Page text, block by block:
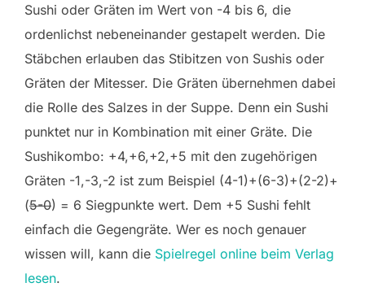
Sushi oder Gräten im Wert von -4 bis 6, die
ordenlichst nebeneinander gestapelt werden. Die
Stäbchen erlauben das Stibitzen von Sushis oder
Gräten der Mitesser. Die Gräten übernehmen dabei
die Rolle des Salzes in der Suppe. Denn ein Sushi
punktet nur in Kombination mit einer Gräte. Die
Sushikombo: +4,+6,+2,+5 mit den zugehörigen
Gräten -1,-3,-2 ist zum Beispiel (4-1)+(6-3)+(2-2)+
(5-0) = 6 Siegpunkte wert. Dem +5 Sushi fehlt
einfach die Gegengräte. Wer es noch genauer
wissen will, kann die Spielregel online beim Verlag
lesen.